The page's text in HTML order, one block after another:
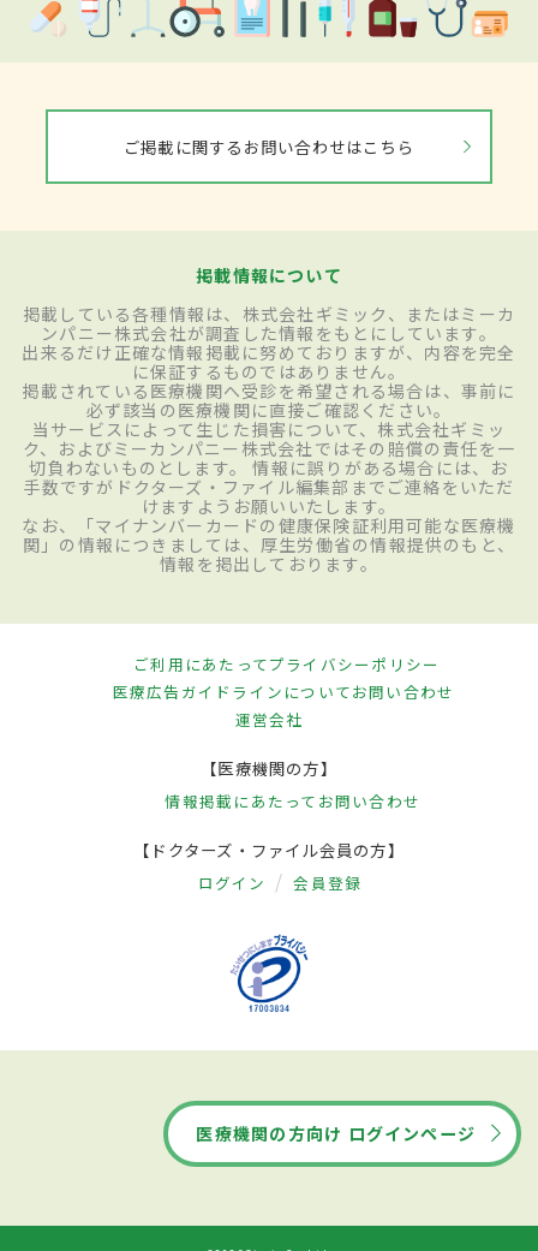
ご掲載に関するお問い合わせはこちら
掲載情報について
掲載している各種情報は、株式会社ギミック、またはミーカ
ンパニー株式会社が調査した情報をもとにしています。
出来るだけ正確な情報掲載に努めておりますが、内容を完全
に保証するものではありません。
掲載されている医療機関へ受診を希望される場合は、事前に
必ず該当の医療機関に直接ご確認ください。
当サービスによって生じた損害について、株式会社ギミッ
ク、およびミーカンパニー株式会社ではその賠償の責任を一
切負わないものとします。 情報に誤りがある場合には、お
手数ですがドクターズ・ファイル編集部までご連絡をいただ
けますようお願いいたします。
なお、「マイナンバーカードの健康保険証利用可能な医療機
関」の情報につきましては、厚生労働省の情報提供のもと、
情報を掲出しております。
ご利用にあたってプライバシーポリシー
医療広告ガイドラインについてお問い合わせ
運営会社
【医療機関の方】
情報掲載にあたって お問い合わせ
【ドクターズ・ファイル会員の方】
ログイン 会員登録
医療機関の方向け ログインページ